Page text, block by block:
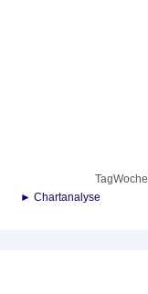
TagWoche
► Chartanalyse